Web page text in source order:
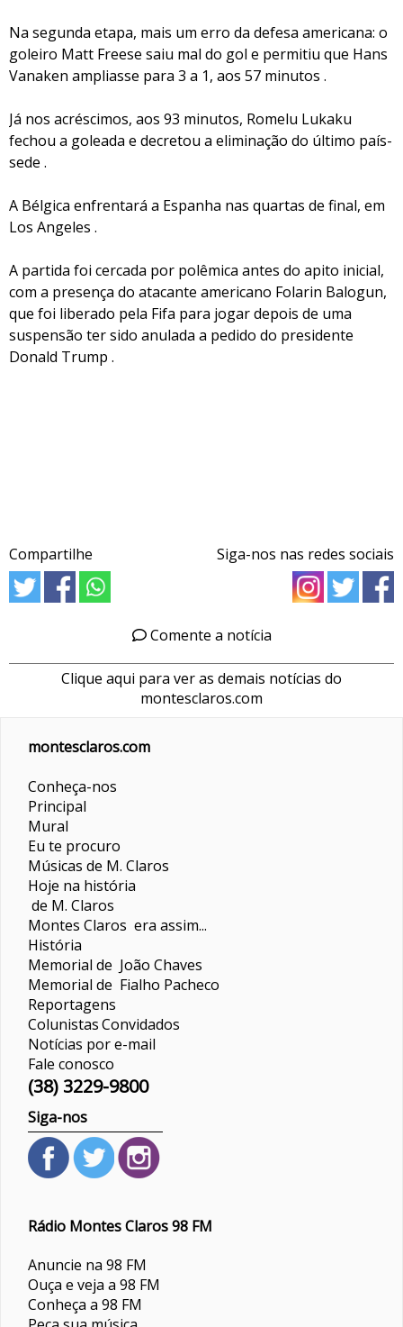
Na segunda etapa, mais um erro da defesa americana: o
goleiro Matt Freese saiu mal do gol e permitiu que Hans
Vanaken ampliasse para 3 a 1, aos 57 minutos .
Já nos acréscimos, aos 93 minutos, Romelu Lukaku
fechou a goleada e decretou a eliminação do último país-
sede .
A Bélgica enfrentará a Espanha nas quartas de final, em
Los Angeles .
A partida foi cercada por polêmica antes do apito inicial,
com a presença do atacante americano Folarin Balogun,
que foi liberado pela Fifa para jogar depois de uma
suspensão ter sido anulada a pedido do presidente
Donald Trump .
Compartilhe Siga-nos nas redes sociais
Comente a notícia
Clique aqui para ver as demais notícias do
montesclaros.com
montesclaros.com
Conheça-nos
Principal
Mural
Eu te procuro
Músicas de M. Claros
Hoje na história
de M. Claros
Montes Claros era assim...
História
Memorial de João Chaves
Memorial de Fialho Pacheco
Reportagens
ColunistasConvidados
Notícias por e-mail
Fale conosco
(38) 3229-9800
Siga-nos
Rádio Montes Claros 98 FM
Anuncie na 98 FM
Ouça e veja a 98 FM
Conheça a 98 FM